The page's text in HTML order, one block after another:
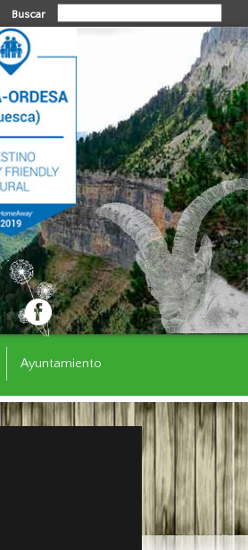
Buscar
Ayuntamiento